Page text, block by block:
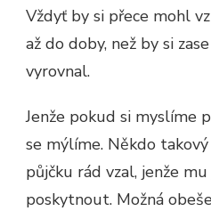
Vždyť by si přece mohl
až do doby, než by si
vyrovnal.
Jenže pokud si myslíme
se mýlíme. Někdo
půjčku rád vzal, jenže
poskytnout. Možná